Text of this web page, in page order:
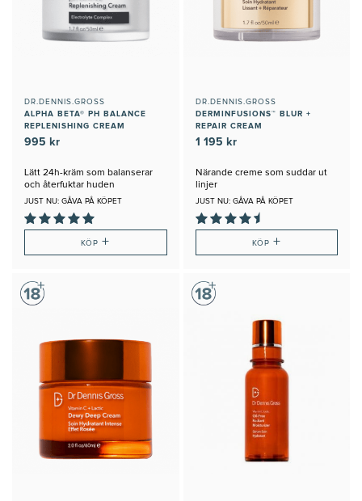
DR.DENNIS.GROSS
ALPHA BETA® PH BALANCE
REPLENISHING CREAM
995 kr
Lätt 24h-kräm som balanserar
och återfuktar huden
JUST NU: GÅVA PÅ KÖPET
KÖP+
DR.DENNIS.GROSS
DERMINFUSIONS™ BLUR +
REPAIR CREAM
1 195 kr
Närande creme som suddar ut
linjer
JUST NU: GÅVA PÅ KÖPET
KÖP +